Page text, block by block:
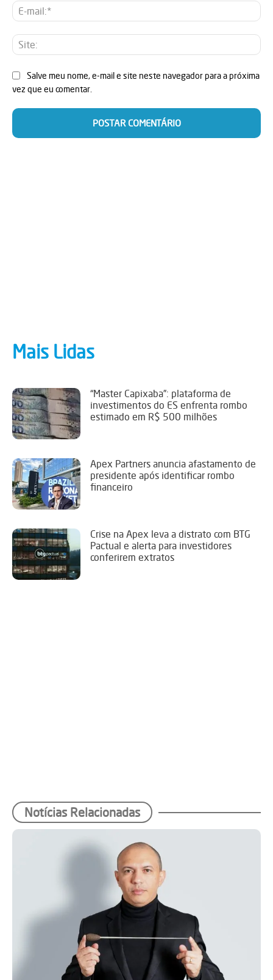
E-
Salve meu nome, e-mail e site neste navegador para a próxima
vez que eu comentar.
Mais Lidas
“Master Capixaba”: plataforma de
investimentos do ES enfrenta rombo
estimado em R$ 500 milhões
Apex Partners anuncia afastamento de
presidente após identificar rombo
financeiro
Crise na Apex leva a distrato com BTG
Pactual e alerta para investidores
conferirem extratos
Notícias Relacionadas